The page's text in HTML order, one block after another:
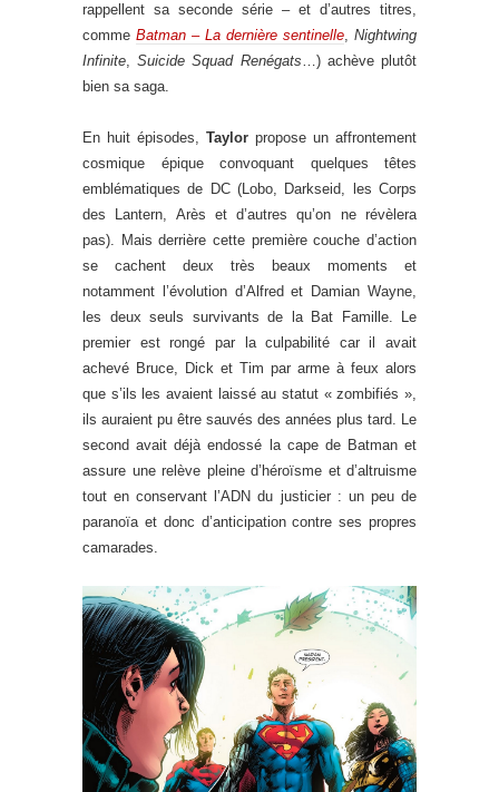
rappellent sa seconde série – et d’autres titres,
comme Batman – La dernière sentinelle, Nightwing
Infinite,Suicide Squad Renégats…) achève plutôt
bien sa saga.
En huit épisodes, Taylor propose un affrontement
cosmique épique convoquant quelques têtes
emblématiques de DC (Lobo, Darkseid, les Corps
des Lantern, Arès et d’autres qu’on ne révèlera
pas). Mais derrière cette première couche d’action
se cachent deux très beaux moments et
notamment l’évolution d’Alfred et Damian Wayne,
les deux seuls survivants de la Bat Famille. Le
premier est rongé par la culpabilité car il avait
achevé Bruce, Dick et Tim par arme à feux alors
que s’ils les avaient laissé au statut « zombifiés »,
ils auraient pu être sauvés des années plus tard. Le
second avait déjà endossé la cape de Batman et
assure une relève pleine d’héroïsme et d’altruisme
tout en conservant l’ADN du justicier : un peu de
paranoïa et donc d’anticipation contre ses propres
camarades.